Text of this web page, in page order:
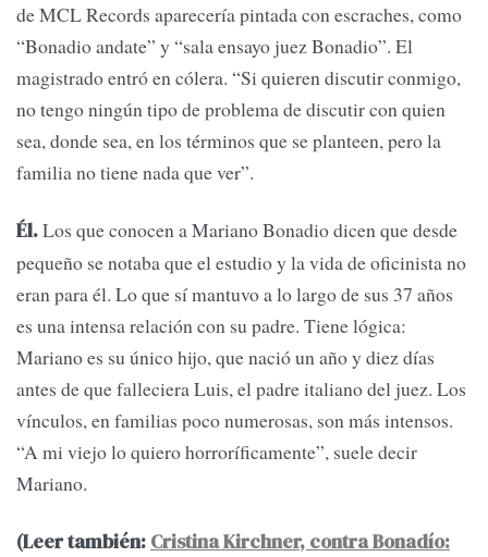
de MCL Records aparecería pintada con escraches, como
“Bonadio andate” y “sala ensayo juez Bonadio”. El
magistrado entró en cólera. “Si quieren discutir conmigo,
no tengo ningún tipo de problema de discutir con quien
sea, donde sea, en los términos que se planteen, pero la
familia no tiene nada que ver”.
Él.Los que conocen a Mariano Bonadio dicen que desde
pequeño se notaba que el estudio y la vida de oficinista no
eran para él. Lo que sí mantuvo a lo largo de sus 37 años
es una intensa relación con su padre. Tiene lógica:
Mariano es su único hijo, que nació un año y diez días
antes de que falleciera Luis, el padre italiano del juez. Los
vínculos, en familias poco numerosas, son más intensos.
“A mi viejo lo quiero horroríficamente”, suele decir
Mariano.
(Leer también: Cristina Kirchner, contra Bonadío: